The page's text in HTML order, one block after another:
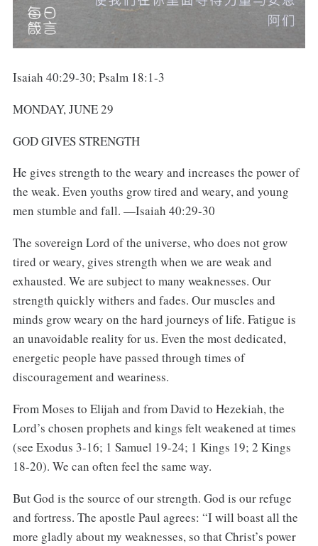
Isaiah 40:29-30; Psalm 18:1-3
MONDAY, JUNE 29
GOD GIVES STRENGTH
He gives strength to the weary and increases the power of
the weak. Even youths grow tired and weary, and young
men stumble and fall. —Isaiah 40:29-30
The sovereign Lord of the universe, who does not grow
tired or weary, gives strength when we are weak and
exhausted. We are subject to many weaknesses. Our
strength quickly withers and fades. Our muscles and
minds grow weary on the hard journeys of life. Fatigue is
an unavoidable reality for us. Even the most dedicated,
energetic people have passed through times of
discouragement and weariness.
From Moses to Elijah and from David to Hezekiah, the
Lord’s chosen prophets and kings felt weakened at times
(see Exodus 3-16; 1 Samuel 19-24; 1 Kings 19; 2 Kings
18-20). We can often feel the same way.
But God is the source of our strength. God is our refuge
and fortress. The apostle Paul agrees: “I will boast all the
more gladly about my weaknesses, so that Christ’s power